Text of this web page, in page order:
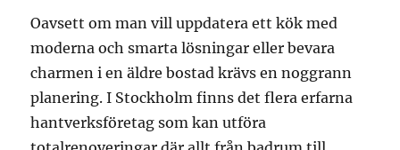
Oavsett om man vill uppdatera ett kök med
moderna och smarta lösningar eller bevara
charmen i en äldre bostad krävs en noggrann
planering. I Stockholm finns det flera erfarna
hantverksföretag som kan utföra